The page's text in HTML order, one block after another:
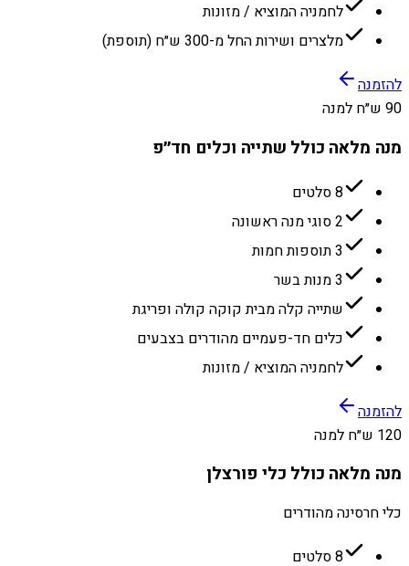
לחמניה המוציא / מזונות
מלצרים ושירות החל מ-300 ש״ח (תוספת)
להזמנה
90 ש״ח למנה
מנה מלאה כולל שתייה וכלים חד״פ
8 סלטים
2 סוגי מנה ראשונה
3 תוספות חמות
3 מנות בשר
שתייה קלה מבית קוקה קולה ופריגת
כלים חד-פעמיים מהודרים בצבעים
לחמניה המוציא / מזונות
להזמנה
120 ש״ח למנה
מנה מלאה כולל כלי פורצלן
כלי חרסינה מהודרים
8 סלטים